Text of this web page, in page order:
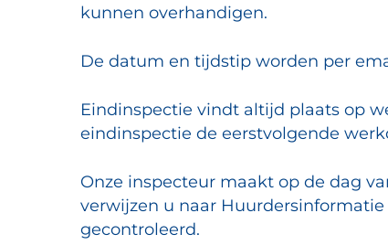
kunnen overhandigen.
De datum en tijdstip worden per
Eindinspectie vindt altijd plaats op
eindinspectie de eerstvolgende
Onze inspecteur maakt op de dag
verwijzen u naar Huurdersinformatie
gecontroleerd.